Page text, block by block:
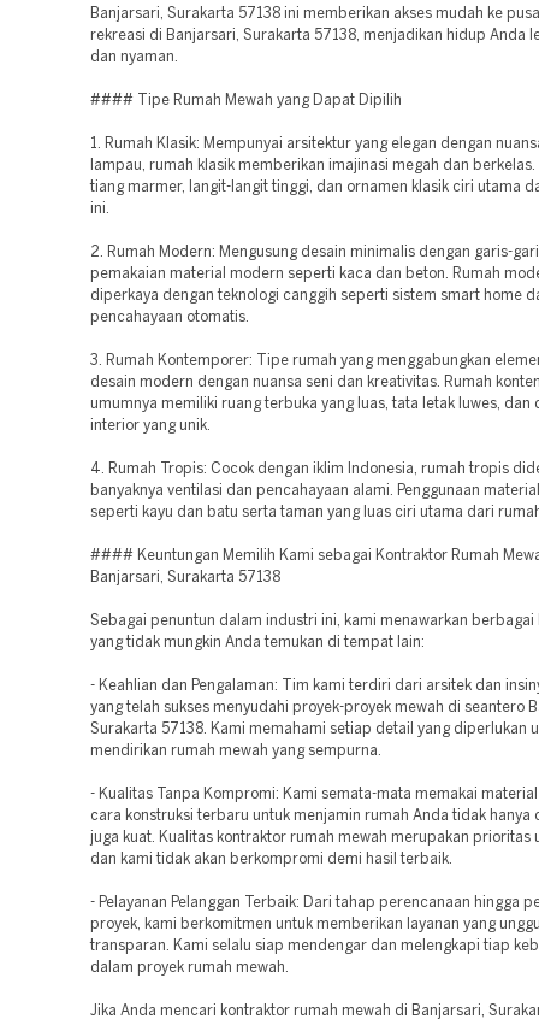
Banjarsari, Surakarta 57138 ini memberikan akses mudah ke
rekreasi di Banjarsari, Surakarta 57138, menjadikan hidup Anda
dan nyaman.
#### Tipe Rumah Mewah yang Dapat Dipilih
1. Rumah Klasik: Mempunyai arsitektur yang elegan dengan
lampau, rumah klasik memberikan imajinasi megah dan
tiang marmer, langit-langit tinggi, dan ornamen klasik ciri utama
ini.
2. Rumah Modern: Mengusung desain minimalis dengan garis-
pemakaian material modern seperti kaca dan beton. Rumah
diperkaya dengan teknologi canggih seperti sistem smart home
pencahayaan otomatis.
3. Rumah Kontemporer: Tipe rumah yang menggabungkan
desain modern dengan nuansa seni dan kreativitas. Rumah
umumnya memiliki ruang terbuka yang luas, tata letak luwes, dan
interior yang unik.
4. Rumah Tropis: Cocok dengan iklim Indonesia, rumah tropis
banyaknya ventilasi dan pencahayaan alami. Penggunaan
seperti kayu dan batu serta taman yang luas ciri utama dari
#### Keuntungan Memilih Kami sebagai Kontraktor Rumah
Banjarsari, Surakarta 57138
Sebagai penuntun dalam industri ini, kami menawarkan berbagai
yang tidak mungkin Anda temukan di tempat lain:
- Keahlian dan Pengalaman: Tim kami terdiri dari arsitek dan
yang telah sukses menyudahi proyek-proyek mewah di seantero
Surakarta 57138. Kami memahami setiap detail yang diperlukan
mendirikan rumah mewah yang sempurna.
- Kualitas Tanpa Kompromi: Kami semata-mata memakai
cara konstruksi terbaru untuk menjamin rumah Anda tidak hanya
juga kuat. Kualitas kontraktor rumah mewah merupakan prioritas
dan kami tidak akan berkompromi demi hasil terbaik.
- Pelayanan Pelanggan Terbaik: Dari tahap perencanaan hingga
proyek, kami berkomitmen untuk memberikan layanan yang
transparan. Kami selalu siap mendengar dan melengkapi tiap
dalam proyek rumah mewah.
Jika Anda mencari kontraktor rumah mewah di Banjarsari,